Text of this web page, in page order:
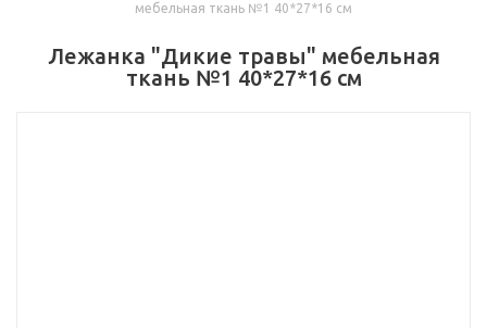
мебельная ткань №1 40*27*16 см
Лежанка "Дикие травы" мебельная
ткань №1 40*27*16 см